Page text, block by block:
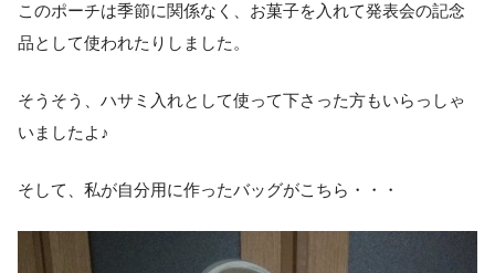
このポーチは季節に関係なく、お菓子を入れて発表会の記念
品として使われたりしました。
そうそう、ハサミ入れとして使って下さった方もいらっしゃ
いましたよ♪
そして、私が自分用に作ったバッグがこちら・・・